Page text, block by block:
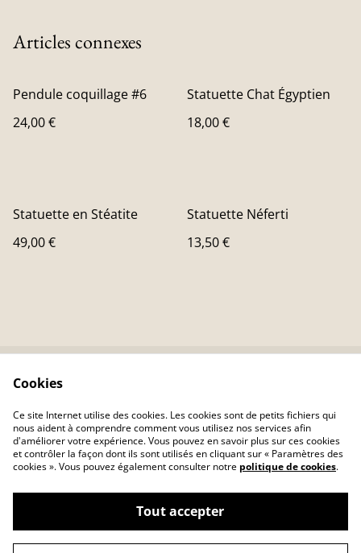
Articles connexes
Pendule coquillage #6
24,00 €
Statuette Chat Égyptien
18,00 €
Statuette en Stéatite
49,00 €
Statuette Néferti
13,50 €
Politique de
confidentialité
Politique de cookies
©2026OwlLand
Cookies
Ce site Internet utilise des cookies. Les cookies sont de petits fichiers qui
nous aident à comprendre comment vous utilisez nos services afin
d'améliorer votre expérience. Vous pouvez en savoir plus sur ces cookies
et contrôler la façon dont ils sont utilisés en cliquant sur « Paramètres des
cookies ». Vous pouvez également consulter notre politique de cookies.
Tout accepter